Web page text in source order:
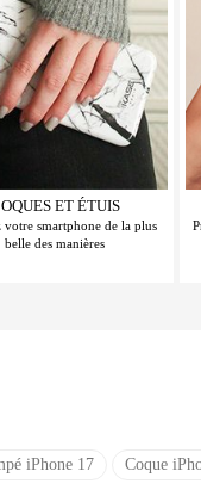
ET ÉTUIS
votre smartphone de la plus
belle des manières
iPhone 17 Coque